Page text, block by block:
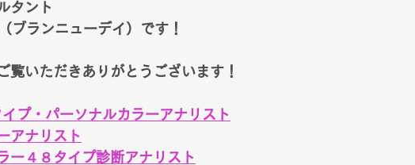
タント
ブランニューデイ）です！
覧いただきありがとうございます！
プ・パーソナルカラーアナリスト
アナリスト
ー４８タイプ診断アナリスト